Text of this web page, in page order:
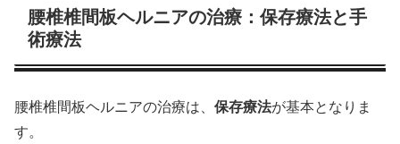
腰椎椎間板ヘルニアの治療：保存療法と手
術療法
腰椎椎間板ヘルニアの治療は、 保存療法が基本となりま
す。